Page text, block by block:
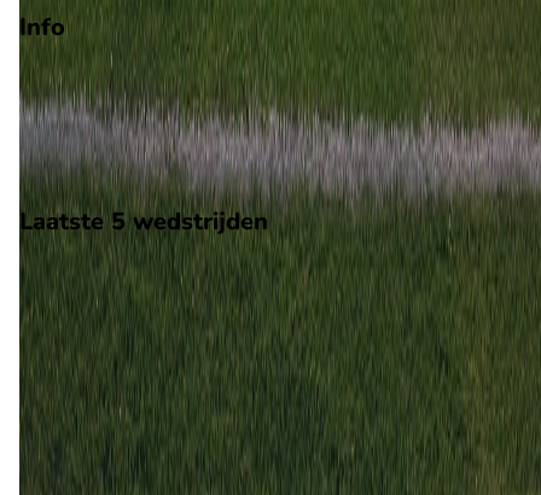
Info
Op 16 augustus 2026 gaat Dynamo Brest de strijd aan met
Isloch. De wedstrijd wordt afgetrapt om 17:00 en wordt
gespeeld in de Belarus 1.
Stadion: OSK Brestskiy, Brest
Scheidsrechter: Onbekend
Laatste 5 wedstrijden
H2H
Dynamo Brest
Isloch
9 apr 2026
Isloch
Dynamo Brest
0
2025